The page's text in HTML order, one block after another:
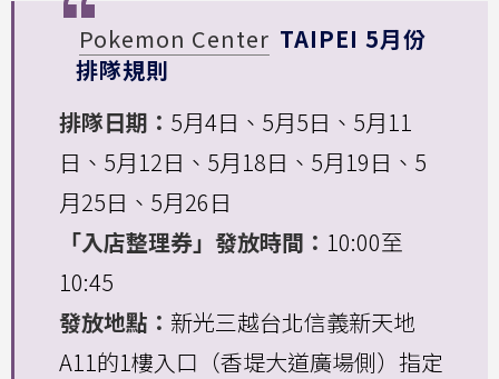
Pokemon Center TAIPEI 5月份
排隊規則
排隊日期： 5月4日、5月5日、5月11
日、5月12日、5月18日、5月19日、5
月25日、5月26日
「入店整理券」發放時間： 10:00至
10:45
發放地點： 新光三越台北信義新天地
A11的1樓入口（香堤大道廣場側）指定